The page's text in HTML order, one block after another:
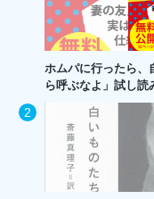
ホムパに行ったら
ら呼ぶなよ」試し読